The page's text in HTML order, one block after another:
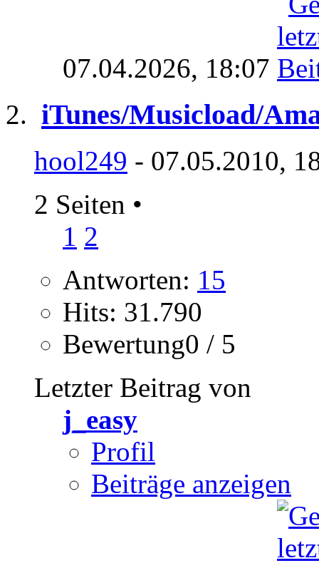
07.04.2026, 18:07
iTunes/Musicload/
hool249 - 07.05.2010,
2 Seiten •
1 2
Antworten: 15
Hits: 31.790
Bewertung0 / 5
Letzter Beitrag von
j_easy
Profil
Beiträge anzeigen